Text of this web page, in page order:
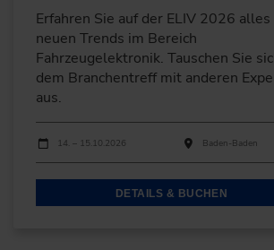
Erfahren Sie auf der ELIV 2026 alles
neuen Trends im Bereich
Fahrzeugelektronik. Tauschen Sie
dem Branchentreff mit anderen
aus.
Durchführungen
Veranstaltungsdatum Veranstaltungsort
14. – 15.10.2026 Baden-Baden
DETAILS & BUCHEN